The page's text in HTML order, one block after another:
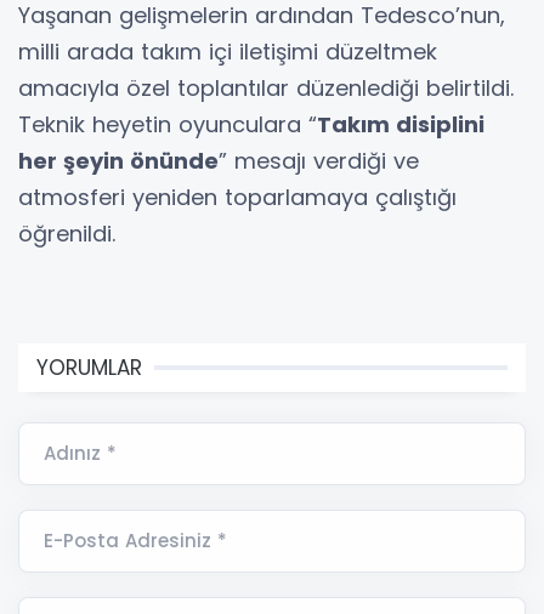
Yaşanan gelişmelerin ardından Tedesco’nun,
milli arada takım içi iletişimi düzeltmek
amacıyla özel toplantılar düzenlediği belirtildi.
Teknik heyetin oyunculara “Takım disiplini
her şeyin önünde” mesajı verdiği ve
atmosferi yeniden toparlamaya çalıştığı
öğrenildi.
YORUMLAR
Adınız *
E-Posta Adresiniz *